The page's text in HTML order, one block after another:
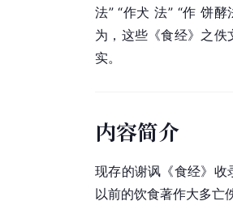
法” “作犬 法” “作 饼
为，这些《食经》之佚
实。
内容简介
现存的谢讽《食经》
以前的饮食著作大多亡